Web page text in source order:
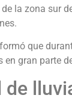
de la zona sur
que
gran parte
de